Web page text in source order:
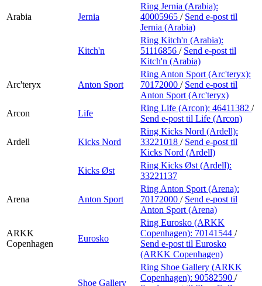
Arabia Jernia
Ring Jernia (Arabia):
40005965 / Send e-post til
Jernia (Arabia)
Kitch'n
Ring Kitch'n (Arabia):
51116856 / Send e-post til
Kitch'n (Arabia)
Arc'teryx Anton Sport
Ring Anton Sport (Arc'teryx):
70172000 / Send e-post til
Anton Sport (Arc'teryx)
Arcon
Life
Ring Life (Arcon): 46411382 /
Send e-post til Life (Arcon)
Ardell Kicks Nord
Ring Kicks Nord (Ardell):
33221018 / Send e-post til
Kicks Nord (Ardell)
Kicks Øst
Ring Kicks Øst (Ardell):
33221137
Arena Anton Sport
Ring Anton Sport (Arena):
70172000 / Send e-post til
Anton Sport (Arena)
ARKK
Copenhagen
Eurosko
Ring Eurosko (ARKK
Copenhagen): 70141544 /
Send e-post til Eurosko
(ARKK Copenhagen)
Shoe Gallery
Ring Shoe Gallery (ARKK
Copenhagen): 90582590 /